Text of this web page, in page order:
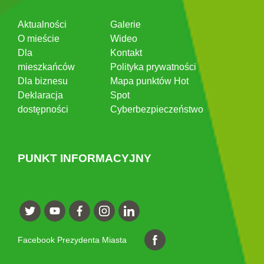
Aktualności
O mieście
Dla
mieszkańców
Dla biznesu
Deklaracja
dostępności
Galerie
Wideo
Kontakt
Polityka prywatności
Mapa punktów Hot
Spot
Cyberbezpieczeństwo
PUNKT INFORMACYJNY
Facebook Prezydenta Miasta